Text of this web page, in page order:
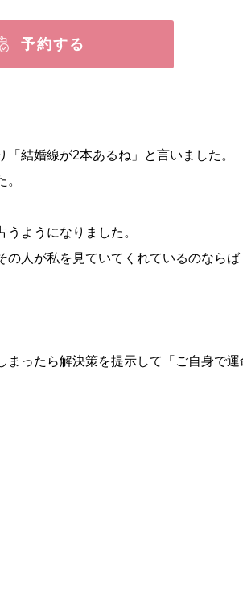
予約する
「結婚線が2本あるね」と言いました。
。
うようになりました。
の人が私を見ていてくれているのなら
まったら解決策を提示して「ご自身で